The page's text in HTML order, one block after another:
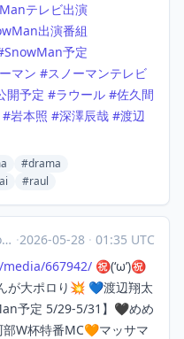
テレビ出演
出演番組
SnowMan予定
マン #スノーマンテレビ
開予定 #ラウール #佐久間
#岩本照 #深澤辰哉 #渡辺
#drama
#raul
·2026-05-28 · 01:35 UTC
media/667942/ ㊗️(‘ω’)㊗️
が大ポロり💥 💙渡辺翔太
予定 5/29-5/31】🖤めめ
W杯特番MC🧡マッサマ